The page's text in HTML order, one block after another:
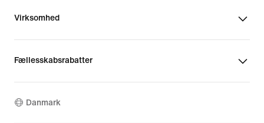
Virksomhed
Fællesskabsrabatter
Danmark